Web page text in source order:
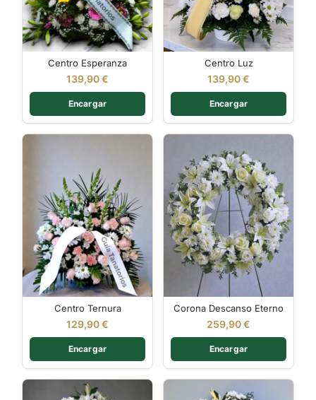
Centro Esperanza
139,90€
Encargar
Centro Luz
139,90€
Encargar
Centro Ternura
129,90€
Encargar
Corona Descanso Eterno
259,90€
Encargar